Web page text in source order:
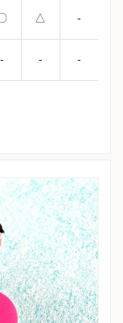
△ -
- - -
直接お問い合わせ